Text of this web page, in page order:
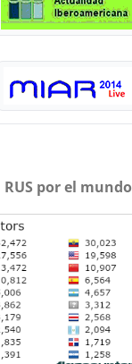
RUS por el mundo